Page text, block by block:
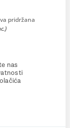
pridržana
nas